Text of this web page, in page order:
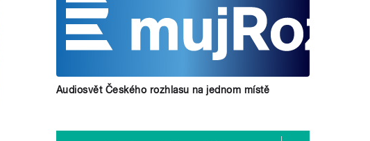
Audiosvět Českého rozhlasu na jednom místě